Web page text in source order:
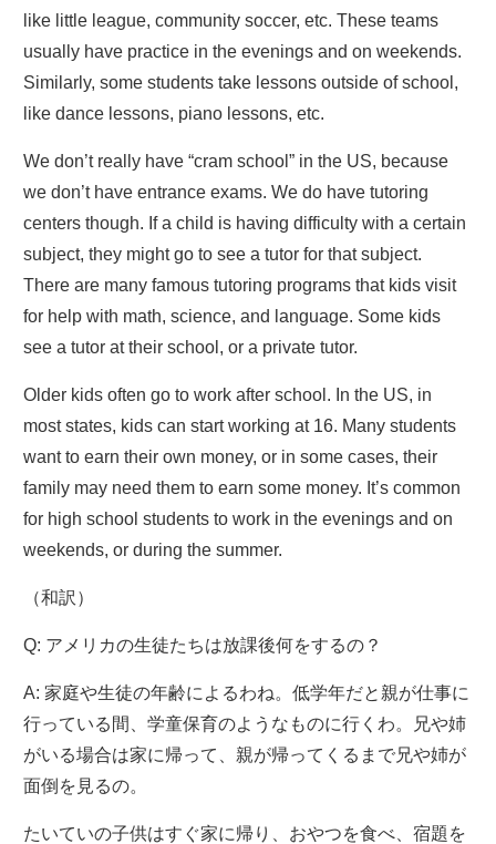
like little league, community soccer, etc. These teams
usually have practice in the evenings and on weekends.
Similarly, some students take lessons outside of school,
like dance lessons, piano lessons, etc.
We don’t really have “cram school” in the US, because
we don’t have entrance exams. We do have tutoring
centers though. If a child is having difficulty with a certain
subject, they might go to see a tutor for that subject.
There are many famous tutoring programs that kids visit
for help with math, science, and language. Some kids
see a tutor at their school, or a private tutor.
Older kids often go to work after school. In the US, in
most states, kids can start working at 16. Many students
want to earn their own money, or in some cases, their
family may need them to earn some money. It’s common
for high school students to work in the evenings and on
weekends, or during the summer.
（和訳）
Q: アメリカの生徒たちは放課後何をするの？
A: 家庭や生徒の年齢によるわね。低学年だと親が仕事に
行っている間、学童保育のようなものに行くわ。兄や姉
がいる場合は家に帰って、親が帰ってくるまで兄や姉が
面倒を見るの。
たいていの子供はすぐ家に帰り、おやつを食べ、宿題を